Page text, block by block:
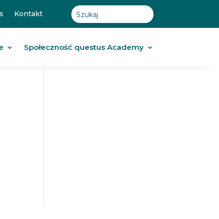
Kontakt
Społeczność questus Academy